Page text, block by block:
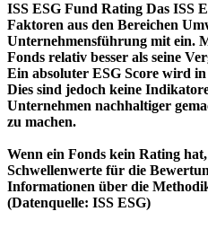
ISS ESG Fund Rating Das ISS
Faktoren aus den Bereichen
Unternehmensführung mit ein.
Fonds relativ besser als seine
Ein absoluter ESG Score wird
Dies sind jedoch keine
Unternehmen nachhaltiger
zu machen.
Wenn ein Fonds kein Rating
Schwellenwerte für die
Informationen über die
(Datenquelle: ISS ESG)